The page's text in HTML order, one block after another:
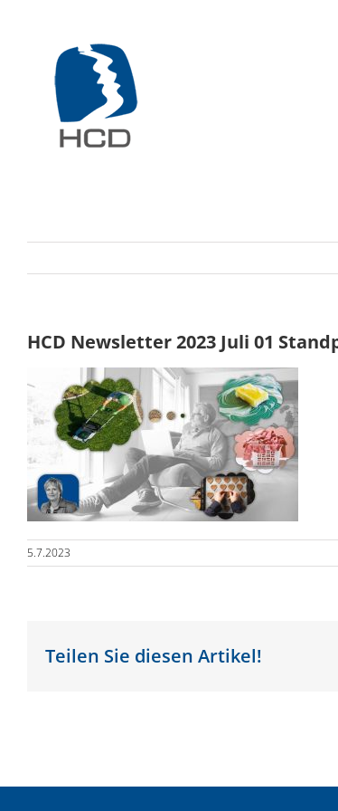
springen
HCD Newsletter 2023 Juli 01
5.7.2023
Teilen Sie diesen Artikel!